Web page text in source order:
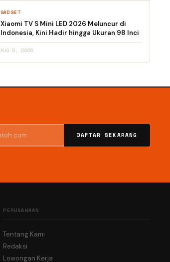
GADGET
Xiaomi TV S Mini LED 2026 Meluncur di
Indonesia, Kini Hadir hingga Ukuran 98 Inci
AUG 6, 2026
DAFTAR SEKARANG
PERUSAHAAN
Tentang Kami
Redaksi
Lowongan Kerja